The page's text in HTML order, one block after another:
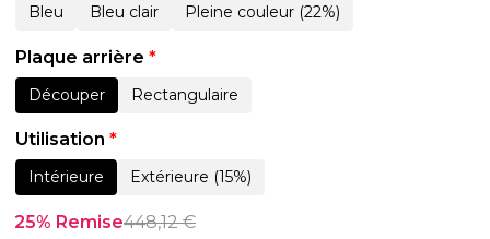
Bleu
Bleu clair Pleine couleur (22%)
Plaque arrière *
Découper Rectangulaire
Utilisation *
Intérieure Extérieure (15%)
25% Remise448,12€